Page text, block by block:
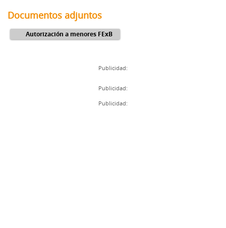
Documentos adjuntos
Autorización a menores FExB
Publicidad:
Publicidad:
Publicidad: